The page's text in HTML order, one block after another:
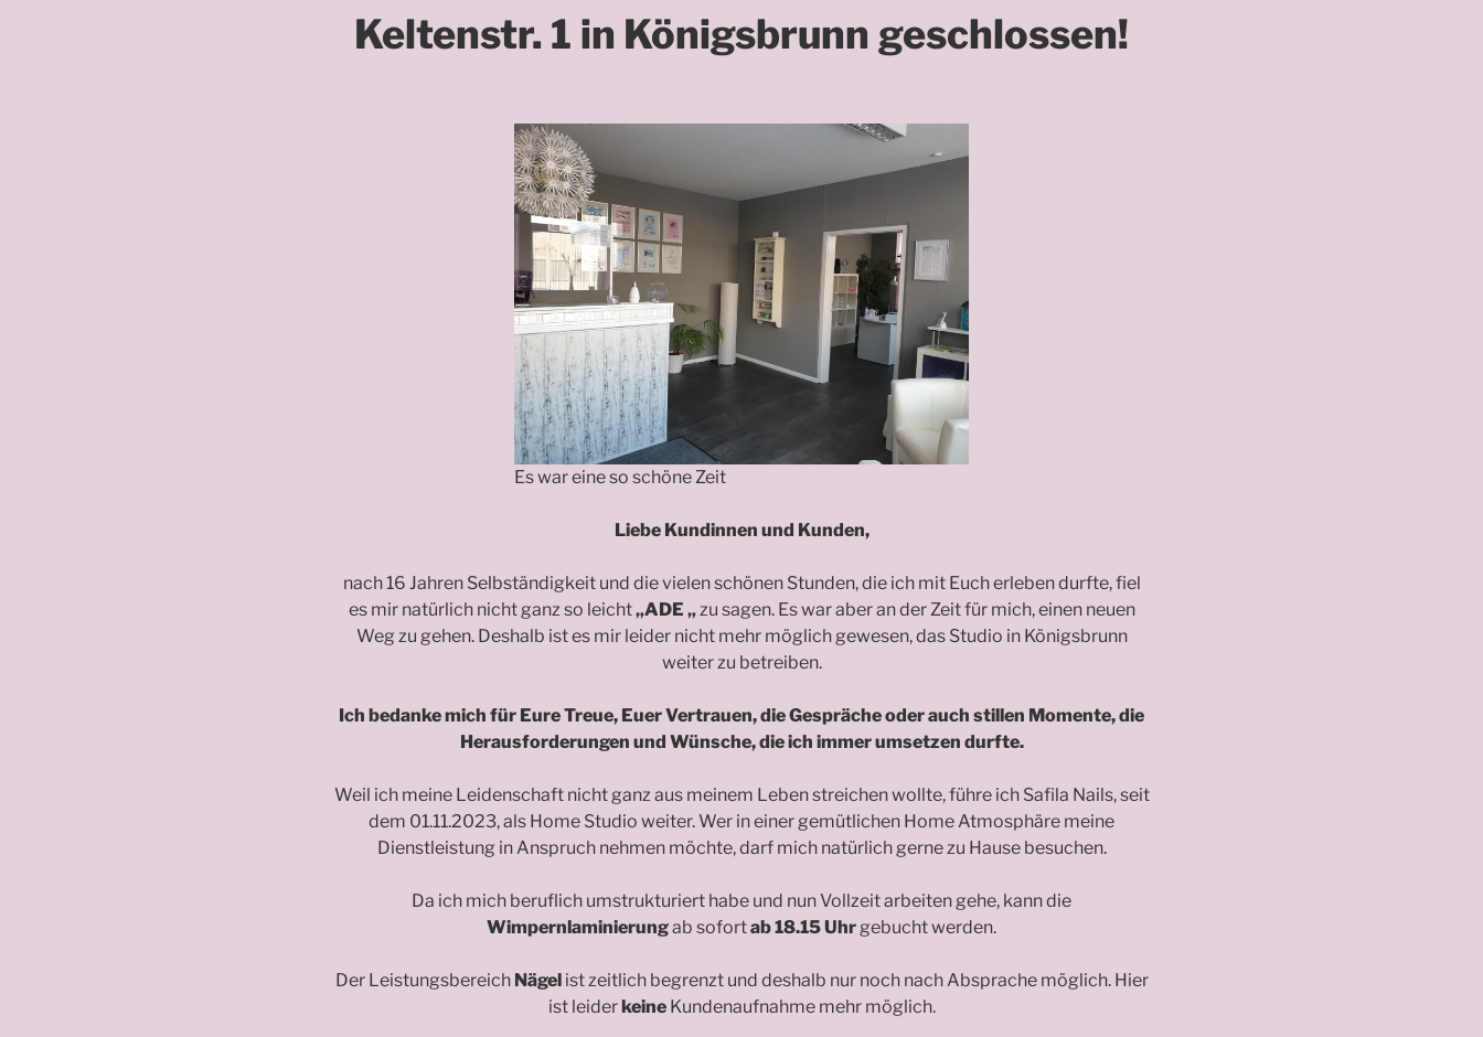
Keltenstr. 1 in Königsbrunn geschlossen!
Es war eine so schöne Zeit
Liebe Kundinnen und Kunden,
nach 16 Jahren Selbständigkeit und die vielen schönen Stunden, die ich mit Euch erleben durfte, fiel
es mir natürlich nicht ganz so leicht„ADE „zu sagen. Es war aber an der Zeit für mich, einen neuen
Weg zu gehen. Deshalb ist es mir leider nicht mehr möglich gewesen, das Studio in Königsbrunn
weiter zu betreiben.
Ich bedanke mich für Eure Treue, Euer Vertrauen, die Gespräche oder auch stillen Momente, die
Herausforderungen und Wünsche, die ich immer umsetzen durfte.
Weil ich meine Leidenschaft nicht ganz aus meinem Leben streichen wollte, führe ich Safila Nails, seit
dem 01.11.2023, als Home Studio weiter. Wer in einer gemütlichen Home Atmosphäre meine
Dienstleistung in Anspruch nehmen möchte, darf mich natürlich gerne zu Hause besuchen.
Da ich mich beruflich umstrukturiert habe und nun Vollzeit arbeiten gehe, kann die
Wimpernlaminierungab sofortab 18.15 Uhrgebucht werden.
Der Leistungsbereich Nägelist zeitlich begrenzt und deshalb nur noch nach Absprache möglich. Hier
ist leiderkeineKundenaufnahme mehr möglich.